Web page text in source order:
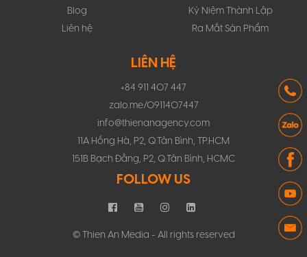
Blog
Liên hệ
Kỷ Niệm Thành Lập
Ra Mắt Sản Phẩm
LIÊN HỆ
+84 911 407 447
zalo.me/0911407447
info@thienanagency.com
11A Hồng Hà, P2, Q.Tân Bình, TP.HCM
151B Bạch Đằng, P2, Q.Tân Bình, HCMC
FOLLOW US
© Thien An Media - All rights reserved